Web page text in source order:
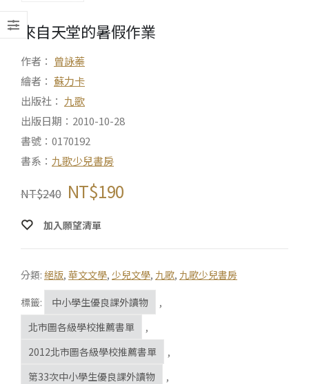
來自天堂的暑假作業
作者： 曾詠蓁
繪者： 蘇力卡
出版社： 九歌
出版日期：2010-10-28
書號：0170192
書系： 九歌少兒書房
NT$240 NT$190
加入願望清單
分類: 絕版, 華文文學, 少兒文學, 九歌, 九歌少兒書房
標籤:
中小學生優良課外讀物
,
北市圖各級學校推薦書單
,
2012北市圖各級學校推薦書單
,
第33次中小學生優良課外讀物
,